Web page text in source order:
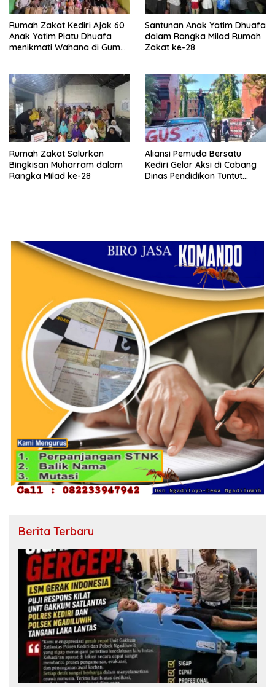
Rumah Zakat Kediri Ajak 60
Anak Yatim Piatu Dhuafa
menikmati Wahana di Gumul
Santunan Anak Yatim Dhuafa
dalam Rangka Milad Rumah
Zakat ke-28
Rumah Zakat Salurkan
Bingkisan Muharram dalam
Rangka Milad ke-28
Aliansi Pemuda Bersatu
Kediri Gelar Aksi di Cabang
Dinas Pendidikan Tuntut
Berita Terbaru